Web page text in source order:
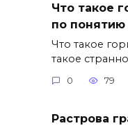
Что такое
по понятию
Что такое
такое
0 79
Растрова